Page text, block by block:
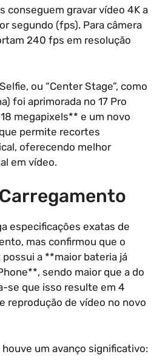
conseguem gravar vídeo 4K a
segundo (fps). Para câmera
240 fps em resolução
ou “Center Stage”, como
foi aprimorada no 17 Pro
megapixels** e um novo
permite recortes
oferecendo melhor
em vídeo.
especificações exatas de
mas confirmou que o
possui a **maior bateria já
sendo maior que a do
se que isso resulte em 4
reprodução de vídeo no novo
um avanço significativo: